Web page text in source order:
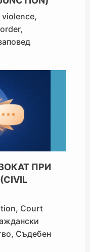
violence,
,
ПРИ
, Court
, Съдебен